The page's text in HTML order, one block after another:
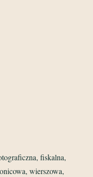
fiskalna,
wierszowa,